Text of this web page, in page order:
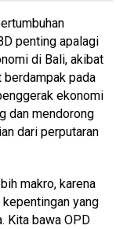
penting apalagi
di Bali, akibat
berdampak pada
ekonomi
dan mendorong
dari perputaran
makro, karena
yang
Kita bawa OPD